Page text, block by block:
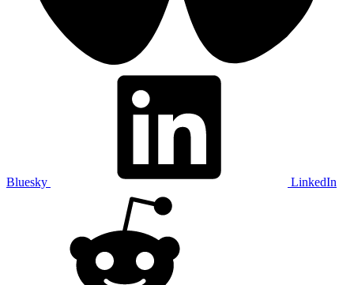
Bluesky LinkedIn